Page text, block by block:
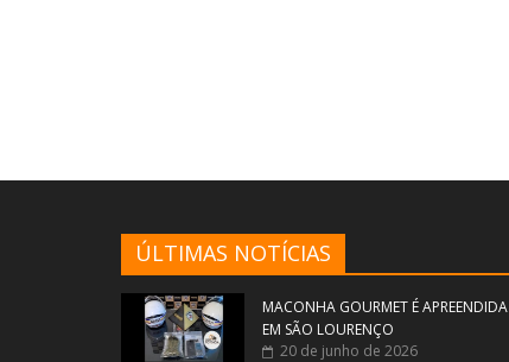
ÚLTIMAS NOTÍCIAS
MACONHA GOURMET É APREENDIDA
EM SÃO LOURENÇO
20 de junho de 2026